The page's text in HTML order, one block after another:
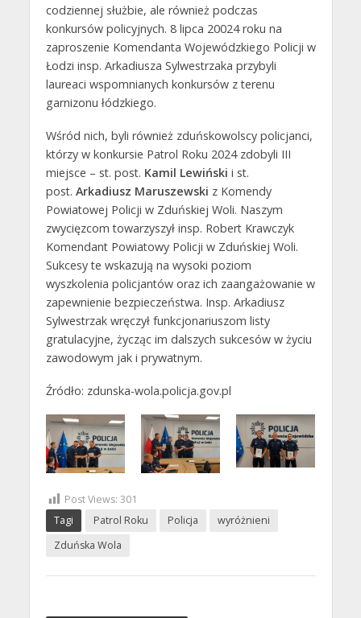
codziennej służbie, ale również podczas
konkursów policyjnych. 8 lipca 20024 roku na
zaproszenie Komendanta Wojewódzkiego Policji w
Łodzi insp. Arkadiusza Sylwestrzaka przybyli
laureaci wspomnianych konkursów z terenu
garnizonu łódzkiego.
Wśród nich, byli również zduńskowolscy policjanci,
którzy w konkursie Patrol Roku 2024 zdobyli III
miejsce – st. post. Kamil Lewiński i st.
post. Arkadiusz Maruszewski z Komendy
Powiatowej Policji w Zduńskiej Woli. Naszym
zwycięzcom towarzyszył insp. Robert Krawczyk
Komendant Powiatowy Policji w Zduńskiej Woli.
Sukcesy te wskazują na wysoki poziom
wyszkolenia policjantów oraz ich zaangażowanie w
zapewnienie bezpieczeństwa. Insp. Arkadiusz
Sylwestrzak wręczył funkcjonariuszom listy
gratulacyjne, życząc im dalszych sukcesów w życiu
zawodowym jak i prywatnym.
Źródło: zdunska-wola.policja.gov.pl
Post Views: 301
Tagi
Patrol Roku Policja
wyróżnieni
Zduńska Wola